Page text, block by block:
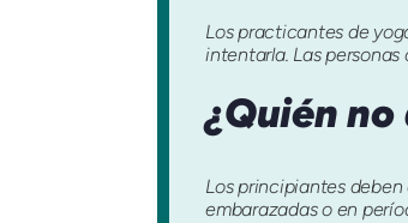
Los practicantes de
intentarla. Las
¿Quién
Los principiantes deben
embarazadas o en